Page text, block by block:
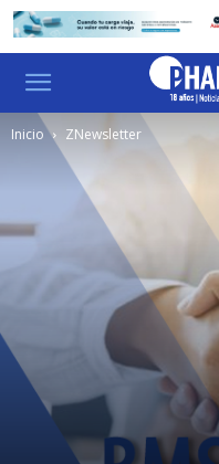
Inicio ZNewsletter